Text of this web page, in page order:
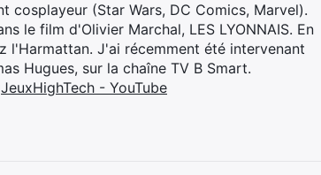
cosplayeur (Star Wars, DC Comics, Marvel).
le film d'Olivier Marchal, LES LYONNAIS. En
l'Harmattan. J'ai récemment été intervenant
Hugues, sur la chaîne TV B Smart.
- YouTube